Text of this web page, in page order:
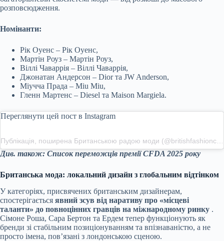
розповсюдження.
Номінанти:
Рік Оуенс – Рік Оуенс,
Мартін Роуз – Мартін Роуз,
Віллі Чаваррія – Віллі Чаваррія,
Джонатан Андерсон – Dior та JW Anderson,
Міучча Прада – Miu Miu,
Гленн Мартенс – Diesel та Maison Margiela.
Переглянути цей пост в Instagram
Див. також: Список переможців премії CFDA 2025 року
Британська мода: локальний дизайн з глобальним відтінком
У категоріях, присвячених британським дизайнерам,
спостерігається явний зсув від наративу про «місцеві
таланти» до повноцінних гравців на міжнародному ринку .
Сімоне Роша, Сара Бертон та Ердем тепер функціонують як
бренди зі стабільним позиціонуванням та впізнаваністю, а не
просто імена, пов’язані з лондонською сценою.